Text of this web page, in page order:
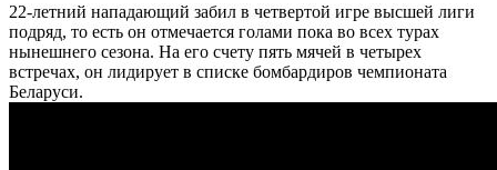
22-летний нападающий забил в четвертой игре высшей лиги
подряд, то есть он отмечается голами пока во всех турах
нынешнего сезона. На его счету пять мячей в четырех
встречах, он лидирует в списке бомбардиров чемпионата
Беларуси.